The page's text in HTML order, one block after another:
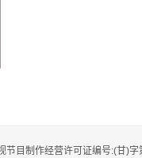
目制作经营许可证编号:(甘)